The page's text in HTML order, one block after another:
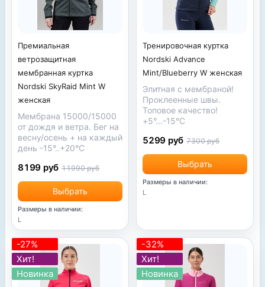
Премиальная
ветрозащитная
мембранная куртка
Nordski SkyRaid Mint W
женская
Мембрана 15000/15000
от дождя и ветра. Бег на
весну/осень + на каждый
день -15°..+20°С
Выбрать
8199 руб 11990 руб
Размеры в наличии:
L
Тренировочная куртка
Nordski Advance
Mint/Blueberry W женская
Элитная с мембраной!
Проклеенные швы.
Топовое качество!
+5°...-15°С
Выбрать
5299 руб 7300 руб
Размеры в наличии:
L
-27%
Хит!
Новинка
-32%
Хит!
Новинка